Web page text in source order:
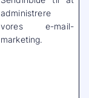
administrere
vores e-mail-
marketing.